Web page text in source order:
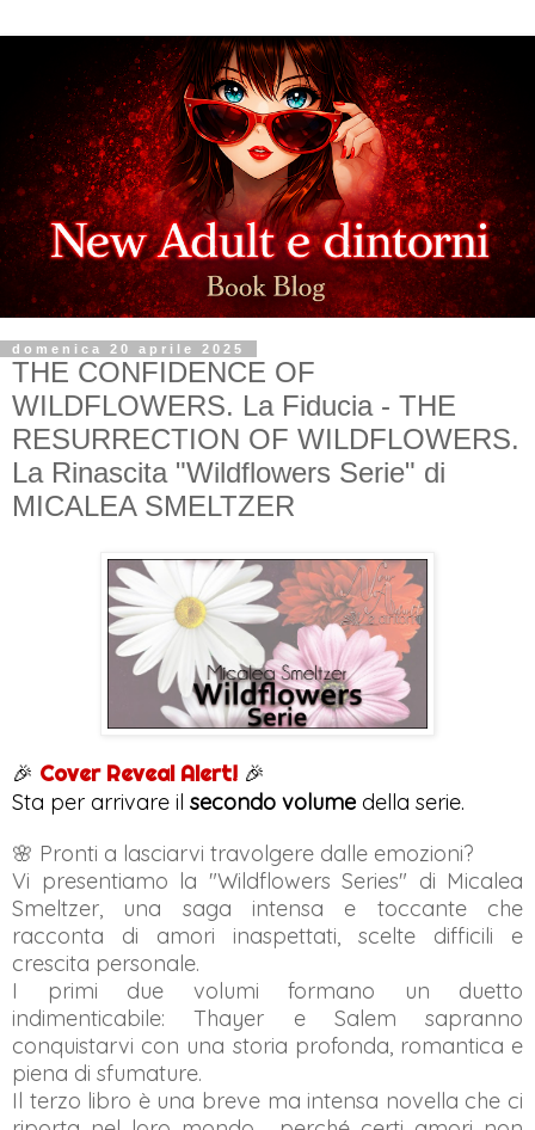
domenica 20 aprile 2025
THE CONFIDENCE OF
WILDFLOWERS. La Fiducia - THE
RESURRECTION OF WILDFLOWERS.
La Rinascita "Wildflowers Serie" di
MICALEA SMELTZER
🎉 Cover Reveal Alert! 🎉
Sta per arrivare il secondo volume della serie.
🌸 Pronti a lasciarvi travolgere dalle emozioni?
Vi presentiamo la "Wildflowers Series" di Micalea
Smeltzer, una saga intensa e toccante che
racconta di amori inaspettati, scelte difficili e
crescita personale.
I primi due volumi formano un duetto
indimenticabile: Thayer e Salem sapranno
conquistarvi con una storia profonda, romantica e
piena di sfumature.
Il terzo libro è una breve ma intensa novella che ci